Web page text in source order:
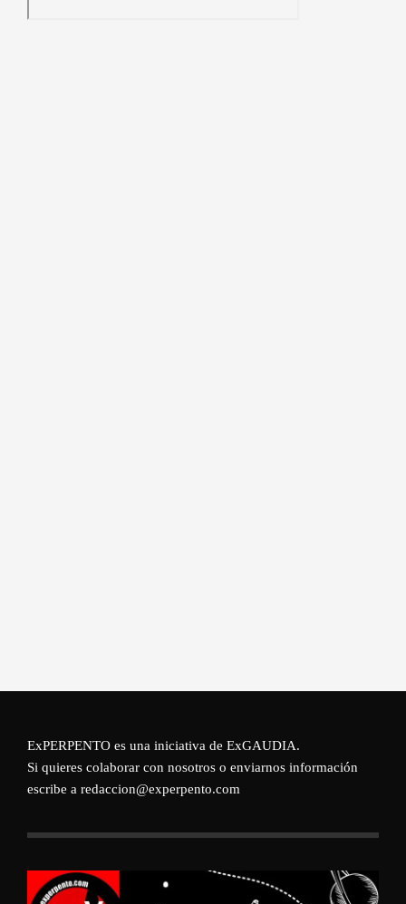
ExPERPENTO es una iniciativa de ExGAUDIA.
Si quieres colaborar con nosotros o enviarnos información
escribe a redaccion@experpento.com